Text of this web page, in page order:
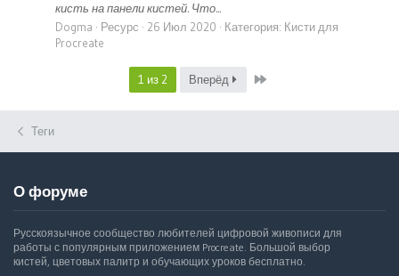
кисть на панели кистей. Что...
Dogma
Ресурс 26 Июл 2020 Категория: Кисти для
Procreate
1 из 2 Вперёд Last
Теги
О форуме
Русскоязычное сообщество любителей цифровой живописи для
работы с популярным приложением Procreate. Большой выбор
кистей, цветовых палитр и обучающих уроков бесплатно.